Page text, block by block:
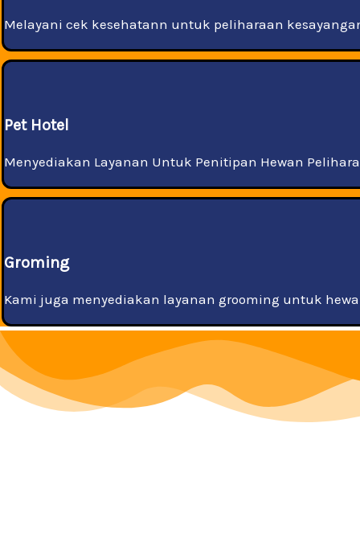
Melayani cek kesehatann untuk peliharaan
Pet Hotel
Menyediakan Layanan Untuk Penitipan Hewan
Groming
Kami juga menyediakan layanan grooming untuk